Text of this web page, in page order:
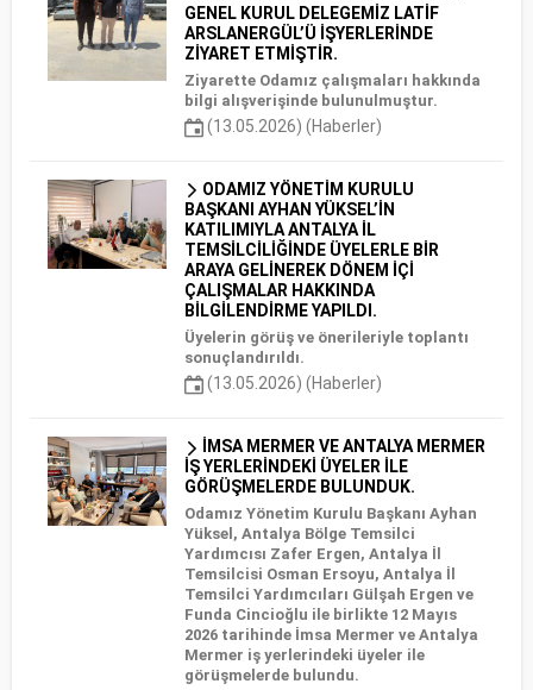
GENEL KURUL DELEGEMİZ LATİF
ARSLANERGÜL’Ü İŞYERLERİNDE
ZİYARET ETMİŞTİR.
Ziyarette Odamız çalışmaları hakkında
bilgi alışverişinde bulunulmuştur.
(13.05.2026) (Haberler)
ODAMIZ YÖNETİM KURULU
BAŞKANI AYHAN YÜKSEL’İN
KATILIMIYLA ANTALYA İL
TEMSİLCİLİĞİNDE ÜYELERLE BİR
ARAYA GELİNEREK DÖNEM İÇİ
ÇALIŞMALAR HAKKINDA
BİLGİLENDİRME YAPILDI.
Üyelerin görüş ve önerileriyle toplantı
sonuçlandırıldı.
(13.05.2026) (Haberler)
İMSA MERMER VE ANTALYA MERMER
İŞ YERLERİNDEKİ ÜYELER İLE
GÖRÜŞMELERDE BULUNDUK.
Odamız Yönetim Kurulu Başkanı Ayhan
Yüksel, Antalya Bölge Temsilci
Yardımcısı Zafer Ergen, Antalya İl
Temsilcisi Osman Ersoyu, Antalya İl
Temsilci Yardımcıları Gülşah Ergen ve
Funda Cincioğlu ile birlikte 12 Mayıs
2026 tarihinde İmsa Mermer ve Antalya
Mermer iş yerlerindeki üyeler ile
görüşmelerde bulundu.